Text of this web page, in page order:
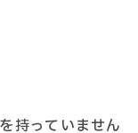
持っていません